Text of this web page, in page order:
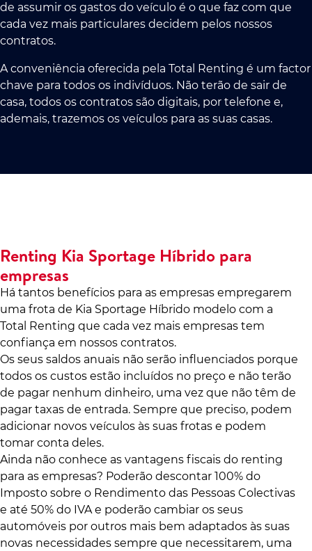
de assumir os gastos do veículo é o que faz com que
cada vez mais particulares decidem pelos nossos
contratos.
A conveniência oferecida pela Total Renting é um factor
chave para todos os indivíduos. Não terão de sair de
casa, todos os contratos são digitais, por telefone e,
ademais, trazemos os veículos para as suas casas.
Renting Kia Sportage Híbrido para
empresas
Há tantos benefícios para as empresas empregarem
uma frota de Kia Sportage Híbrido modelo com a
Total Renting que cada vez mais empresas tem
confiança em nossos contratos.
Os seus saldos anuais não serão influenciados porque
todos os custos estão incluídos no preço e não terão
de pagar nenhum dinheiro, uma vez que não têm de
pagar taxas de entrada. Sempre que preciso, podem
adicionar novos veículos às suas frotas e podem
tomar conta deles.
Ainda não conhece as vantagens fiscais do renting
para as empresas? Poderão descontar 100% do
Imposto sobre o Rendimento das Pessoas Colectivas
e até 50% do IVA e poderão cambiar os seus
automóveis por outros mais bem adaptados às suas
novas necessidades sempre que necessitarem, uma